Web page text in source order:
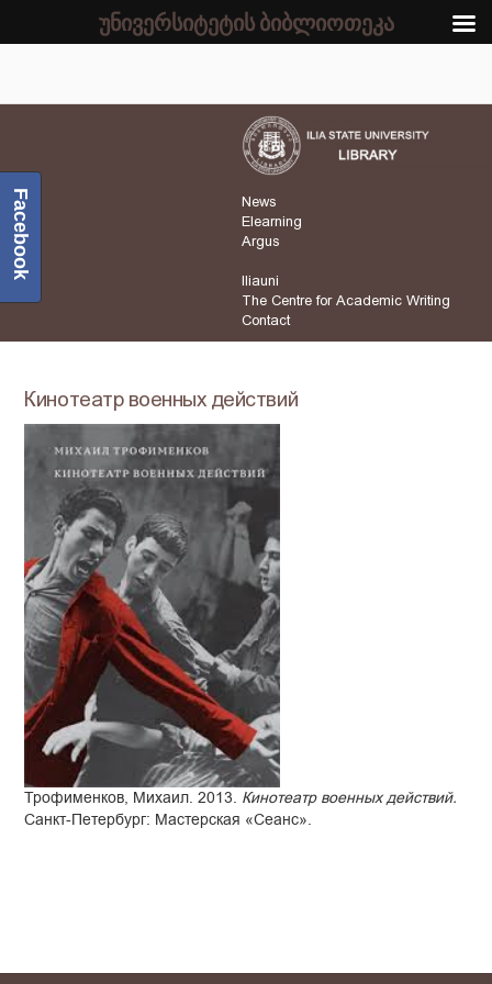
News
Elearning
Argus
Iliauni
The Centre for Academic Writing
Contact
Кинотеатр военных действий
Трофименков, Михаил. 2013. Кинотеатр военных действий.
Санкт-Петербург: Мастерская «Сеанс».
Facebook
უნივერსიტეტის ბიბლიოთეკა